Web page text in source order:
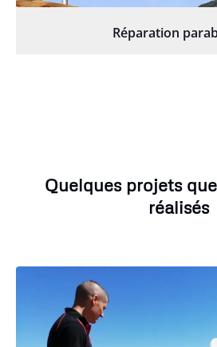
Réparation
Quelques projets
réalisés